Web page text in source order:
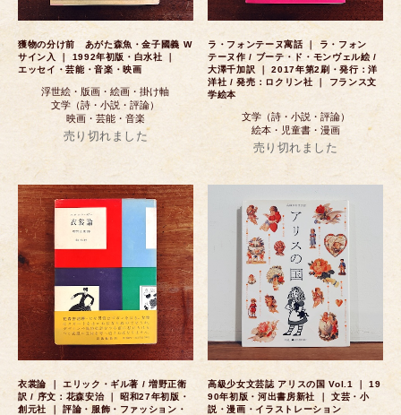
獲物の分け前 あがた森魚・金子國義 W
サイン入 ｜ 1992年初版・白水社 ｜
エッセイ・芸能・音楽・映画
浮世絵・版画・絵画・掛け軸
文学（詩・小説・評論）
映画・芸能・音楽
売り切れました
ラ・フォンテーヌ寓話 ｜ ラ・フォン
テーヌ作 / ブーテ・ド・モンヴェル絵 /
大澤千加訳 ｜ 2017年第2刷・発行：洋
洋社 / 発売：ロクリン社 ｜ フランス文
学絵本
文学（詩・小説・評論）
絵本・児童書・漫画
売り切れました
衣裳論 ｜ エリック・ギル著 / 増野正衛
訳 / 序文：花森安治 ｜ 昭和27年初版・
創元社 ｜ 評論・服飾・ファッション・
高級少女文芸誌 アリスの国 Vol.1 ｜ 19
90年初版・河出書房新社 ｜ 文芸・小
説・漫画・イラストレーション